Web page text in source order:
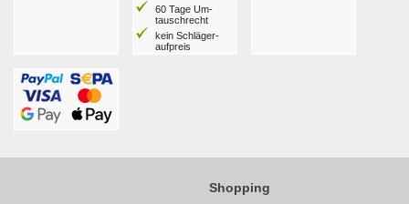
60 Tage Um­
tausch­recht
kein Schläger­
aufpreis
Shopping